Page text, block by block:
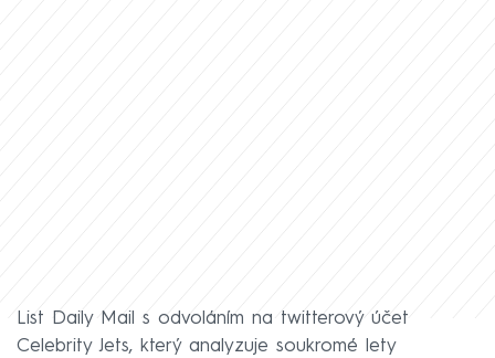
List Daily Mail s odvoláním na twitterový účet
Celebrity Jets, který analyzuje soukromé lety